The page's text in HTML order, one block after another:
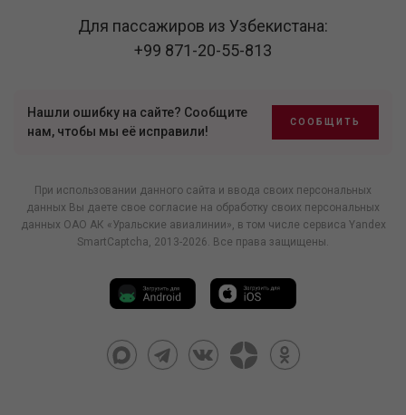
Для пассажиров из Узбекистана:
+99 871-20-55-813
Нашли ошибку на сайте? Сообщите
нам, чтобы мы её исправили!
СООБЩИТЬ
При использовании данного сайта и ввода своих персональных
данных Вы даете свое согласие на обработку своих персональных
данных ОАО АК «Уральские авиалинии», в том числе сервиса Yandex
SmartCaptcha, 2013-2026. Все права защищены.